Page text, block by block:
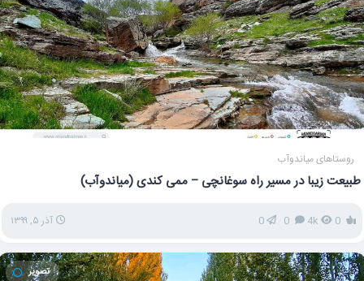
روستاهای میاندوآب
طبیعت زیبا در مسیر راه سوغانچی – ممی کندی (میاندوآب)
4k
0 آذر ۵, ۱۳۹۹
تصویر